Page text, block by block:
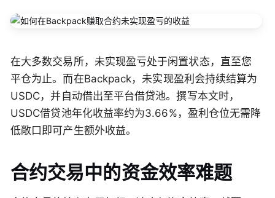
在大多数交易所，未实现盈亏处于闲置状态，直至您
平仓为止。而在Backpack，未实现盈利会持续结算为
USDC，并自动借出至平台借贷池。撰写本文时，
USDC借贷池年化收益率约为3.66%，盈利仓位无需降
低敞口即可产生额外收益。
合约交易中的资金效率难题